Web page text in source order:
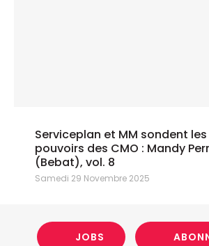
Serviceplan et MM sondent
pouvoirs des CMO : Mandy
(Bebat), vol. 8
Samedi 29 Novembre 2025
JOBS